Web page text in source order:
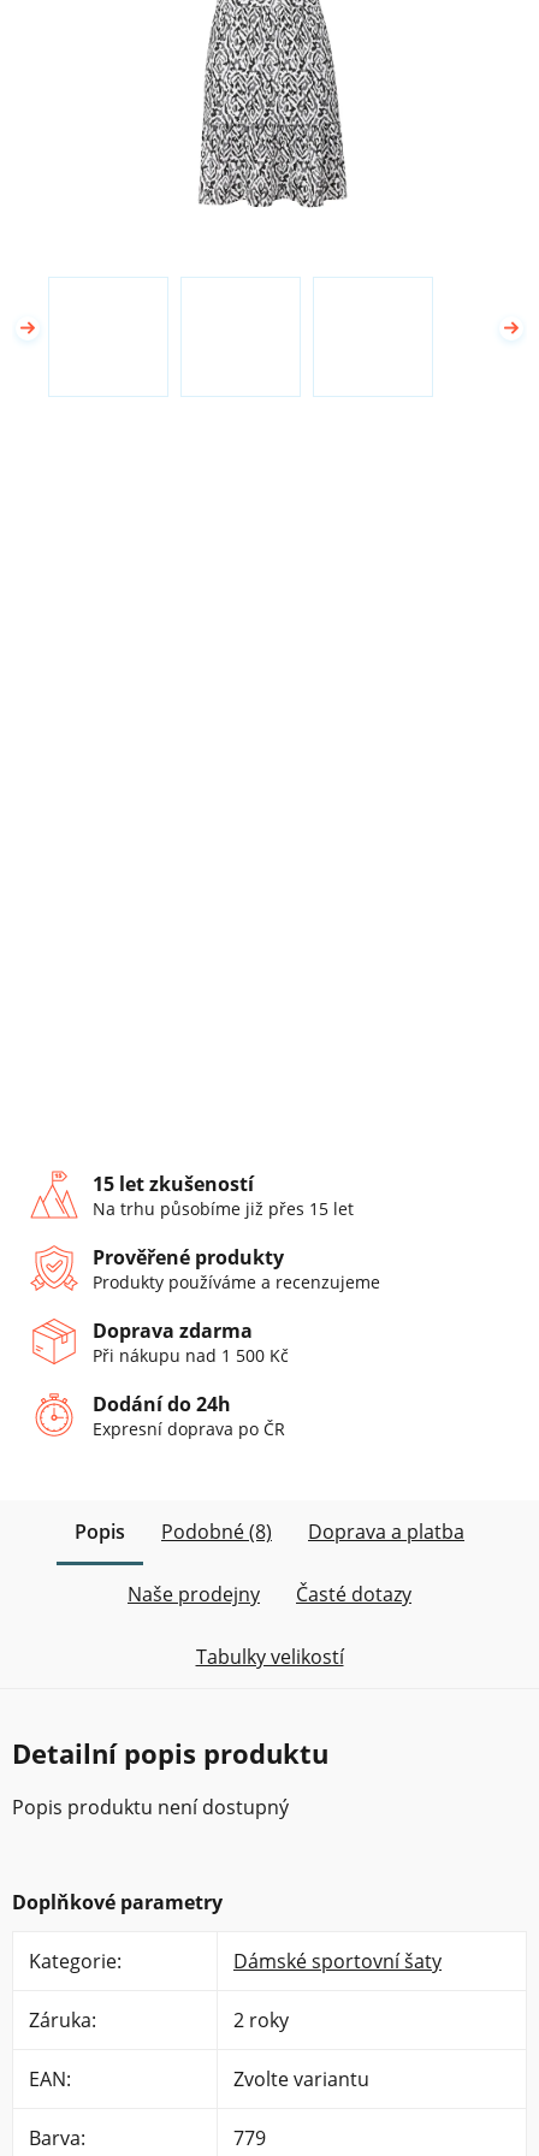
15 let zkušeností
Na trhu působíme již přes 15 let
Prověřené produkty
Produkty používáme a recenzujeme
Doprava zdarma
Při nákupu nad 1 500 Kč
Dodání do 24h
Expresní doprava po ČR
Popis Podobné (8) Doprava a platba
Naše prodejny Časté dotazy
Tabulky velikostí
Detailní popis produktu
Popis produktu není dostupný
Doplňkové parametry
Kategorie: Dámské sportovní šaty
Záruka: 2 roky
EAN: Zvolte variantu
Barva: 779